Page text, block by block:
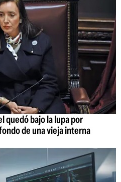
quedó bajo la lupa por
de una vieja interna